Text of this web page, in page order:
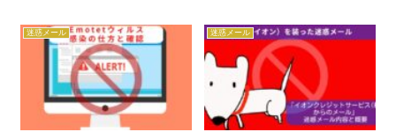
迷惑メール 迷惑メール